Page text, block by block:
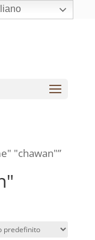
"chawan"”